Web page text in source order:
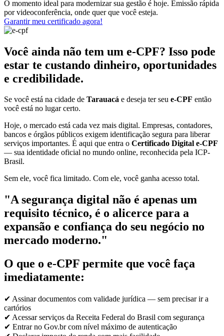
O momento ideal para modernizar sua gestão é hoje. Emissão rápida
por videoconferência, onde quer que você esteja.
Garantir meu certificado agora!
Você ainda não tem um e-CPF? Isso pode
estar te custando dinheiro, oportunidades
e credibilidade.
Se você está na cidade de Tarauacá e deseja ter seu e-CPF então
você está no lugar certo.
Hoje, o mercado está cada vez mais digital. Empresas, contadores,
bancos e órgãos públicos exigem identificação segura para liberar
serviços importantes. É aqui que entra o Certificado Digital e-CPF
— sua identidade oficial no mundo online, reconhecida pela ICP-
Brasil.
Sem ele, você fica limitado. Com ele, você ganha acesso total.
"A segurança digital não é apenas um
requisito técnico, é o alicerce para a
expansão e confiança do seu negócio no
mercado moderno."
O que o e-CPF permite que você faça
imediatamente:
✔ Assinar documentos com validade jurídica — sem precisar ir a
cartórios
✔ Acessar serviços da Receita Federal do Brasil com segurança
✔ Entrar no Gov.br com nível máximo de autenticação